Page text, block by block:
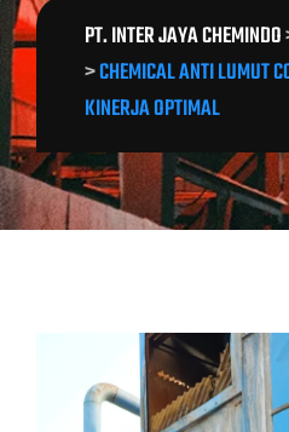
PT. INTER JAYA CHEMINDO
>CHEMICAL ANTI LUMUT
KINERJA OPTIMAL